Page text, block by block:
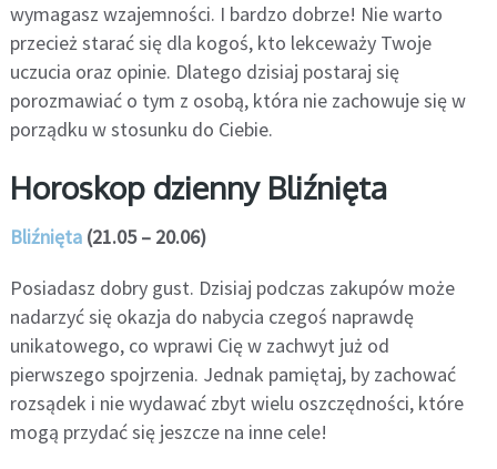
wymagasz wzajemności. I bardzo dobrze! Nie warto
przecież starać się dla kogoś, kto lekceważy Twoje
uczucia oraz opinie. Dlatego dzisiaj postaraj się
porozmawiać o tym z osobą, która nie zachowuje się w
porządku w stosunku do Ciebie.
Horoskop dzienny Bliźnięta
Bliźnięta(21.05 – 20.06)
Posiadasz dobry gust. Dzisiaj podczas zakupów może
nadarzyć się okazja do nabycia czegoś naprawdę
unikatowego, co wprawi Cię w zachwyt już od
pierwszego spojrzenia. Jednak pamiętaj, by zachować
rozsądek i nie wydawać zbyt wielu oszczędności, które
mogą przydać się jeszcze na inne cele!